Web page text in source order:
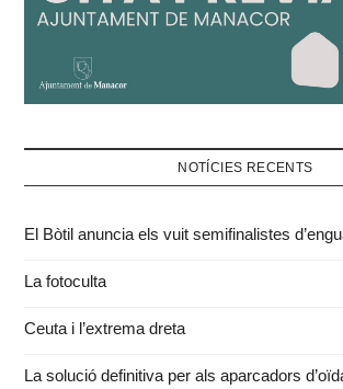
NOTÍCIES RECENTS
El Bòtil anuncia els vuit semifinalistes
La fotoculta
Ceuta i l’extrema dreta
La solució definitiva per als aparcadors